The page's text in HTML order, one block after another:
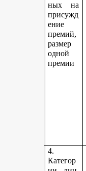
ных на
присужд
ение
премий,
размер
одной
премии
4.
Категор